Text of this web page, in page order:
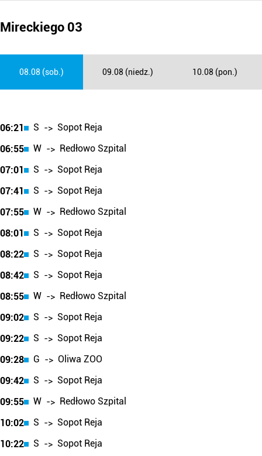
Mireckiego 03
08.08 (sob.) 09.08 (niedz.) 10.08 (pon.)
06:21 S -> Sopot Reja
06:55
W -> Redłowo Szpital
07:01
S -> Sopot Reja
07:41
S -> Sopot Reja
07:55
W -> Redłowo Szpital
08:01
S -> Sopot Reja
08:22
S -> Sopot Reja
08:42
S -> Sopot Reja
08:55
W -> Redłowo Szpital
09:02
S -> Sopot Reja
09:22
S -> Sopot Reja
09:28
G -> Oliwa ZOO
09:42
S -> Sopot Reja
09:55
W -> Redłowo Szpital
10:02
S -> Sopot Reja
10:22
S -> Sopot Reja